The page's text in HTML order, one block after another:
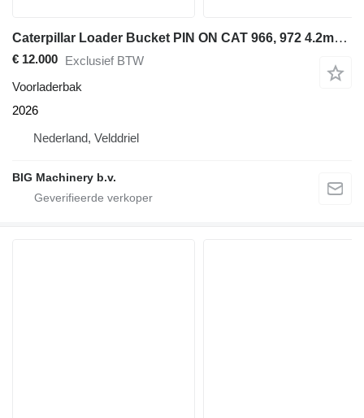
Caterpillar Loader Bucket PIN ON CAT 966, 972 4.2m3, 127in
€ 12.000 Exclusief BTW
Voorladerbak
2026
Nederland, Velddriel
BIG Machinery b.v.